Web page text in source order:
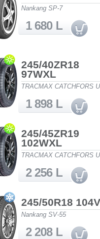
Nankang SP-7
1 680 L
245/40ZR18
97WXL
TRACMAX CATCHFORS
1 898 L
245/45ZR19
102WXL
TRACMAX CATCHFORS
2 256 L
245/50R18 104V
Nankang SV-55
2 208 L